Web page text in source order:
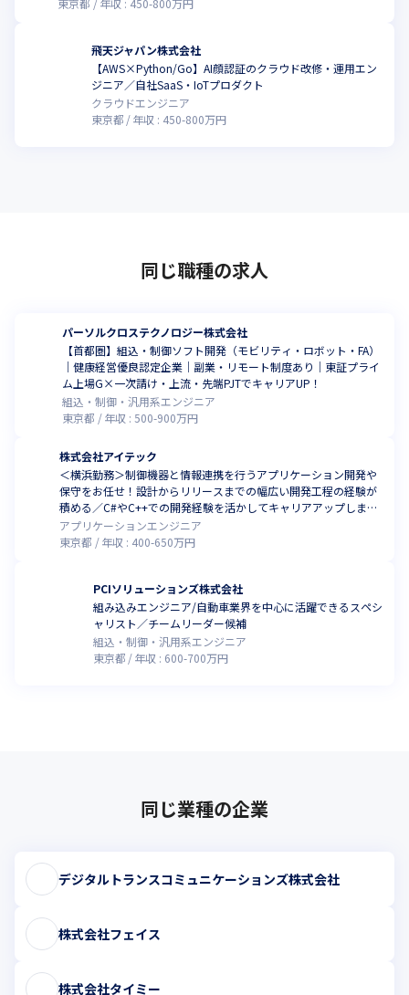
東京都
年収 : 450-800万円
飛天ジャパン株式会社
【AWS×Python/Go】AI顔認証のクラウド改修・運用エン
ジニア／自社SaaS・IoTプロダクト
クラウドエンジニア
東京都
年収 : 450-800万円
同じ職種の求人
パーソルクロステクノロジー株式会社
【首都圏】組込・制御ソフト開発（モビリティ・ロボット・FA）
｜健康経営優良認定企業｜副業・リモート制度あり｜東証プライ
ム上場G×一次請け・上流・先端PJTでキャリアUP！
組込・制御・汎用系エンジニア
東京都
年収 : 500-900万円
株式会社アイテック
＜横浜勤務＞制御機器と情報連携を行うアプリケーション開発や
保守をお任せ！設計からリリースまでの幅広い開発工程の経験が
積める／C#やC++での開発経験を活かしてキャリアアップしませ
んか
アプリケーションエンジニア
東京都
年収 : 400-650万円
PCIソリューションズ株式会社
組み込みエンジニア/自動車業界を中心に活躍できるスペシ
ャリスト／チームリーダー候補
組込・制御・汎用系エンジニア
東京都
年収 : 600-700万円
同じ業種の企業
デジタルトランスコミュニケーションズ株式会社
株式会社フェイス
株式会社タイミー